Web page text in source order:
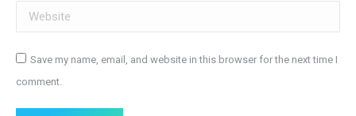
Website
Save my name, email, and website in this browser for the next time I
comment.